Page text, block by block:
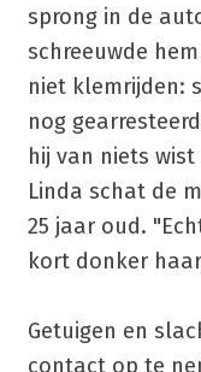
sprong in de
schreeuwde
niet klemrijden:
nog
hij van niets
Linda schat de
25 jaar oud.
kort donker
Getuigen en
contact op te